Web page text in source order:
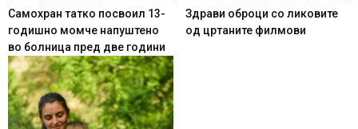
Самохран татко посвоил 13-
годишно момче напуштено
во болница пред две години
Здрави оброци со ликовите
од цртаните филмови